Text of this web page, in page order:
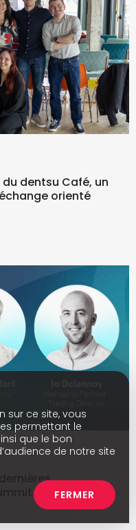
dentsu Café, un
orienté
2025 à
sur ce site, vous
permettant le
que le bon
de notre site
FERMER